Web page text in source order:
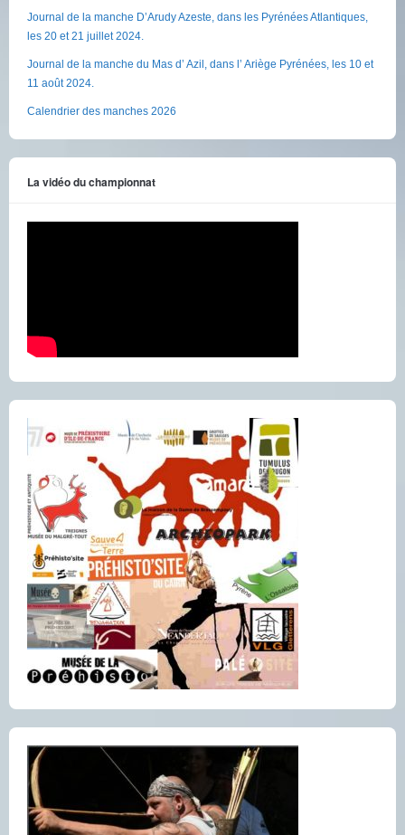
Journal de la manche D’Arudy Azeste, dans les Pyrénées Atlantiques,
les 20 et 21 juillet 2024.
Journal de la manche du Mas d’ Azil, dans l’ Ariège Pyrénées, les 10 et
11 août 2024.
Calendrier des manches 2026
La vidéo du championnat